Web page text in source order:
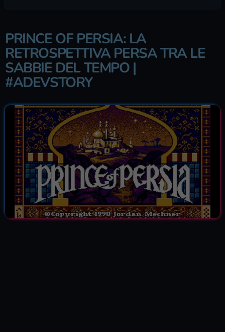
PRINCE OF PERSIA: LA
RETROSPETTIVA PERSA TRA LE
SABBIE DEL TEMPO |
#ADEVSTORY